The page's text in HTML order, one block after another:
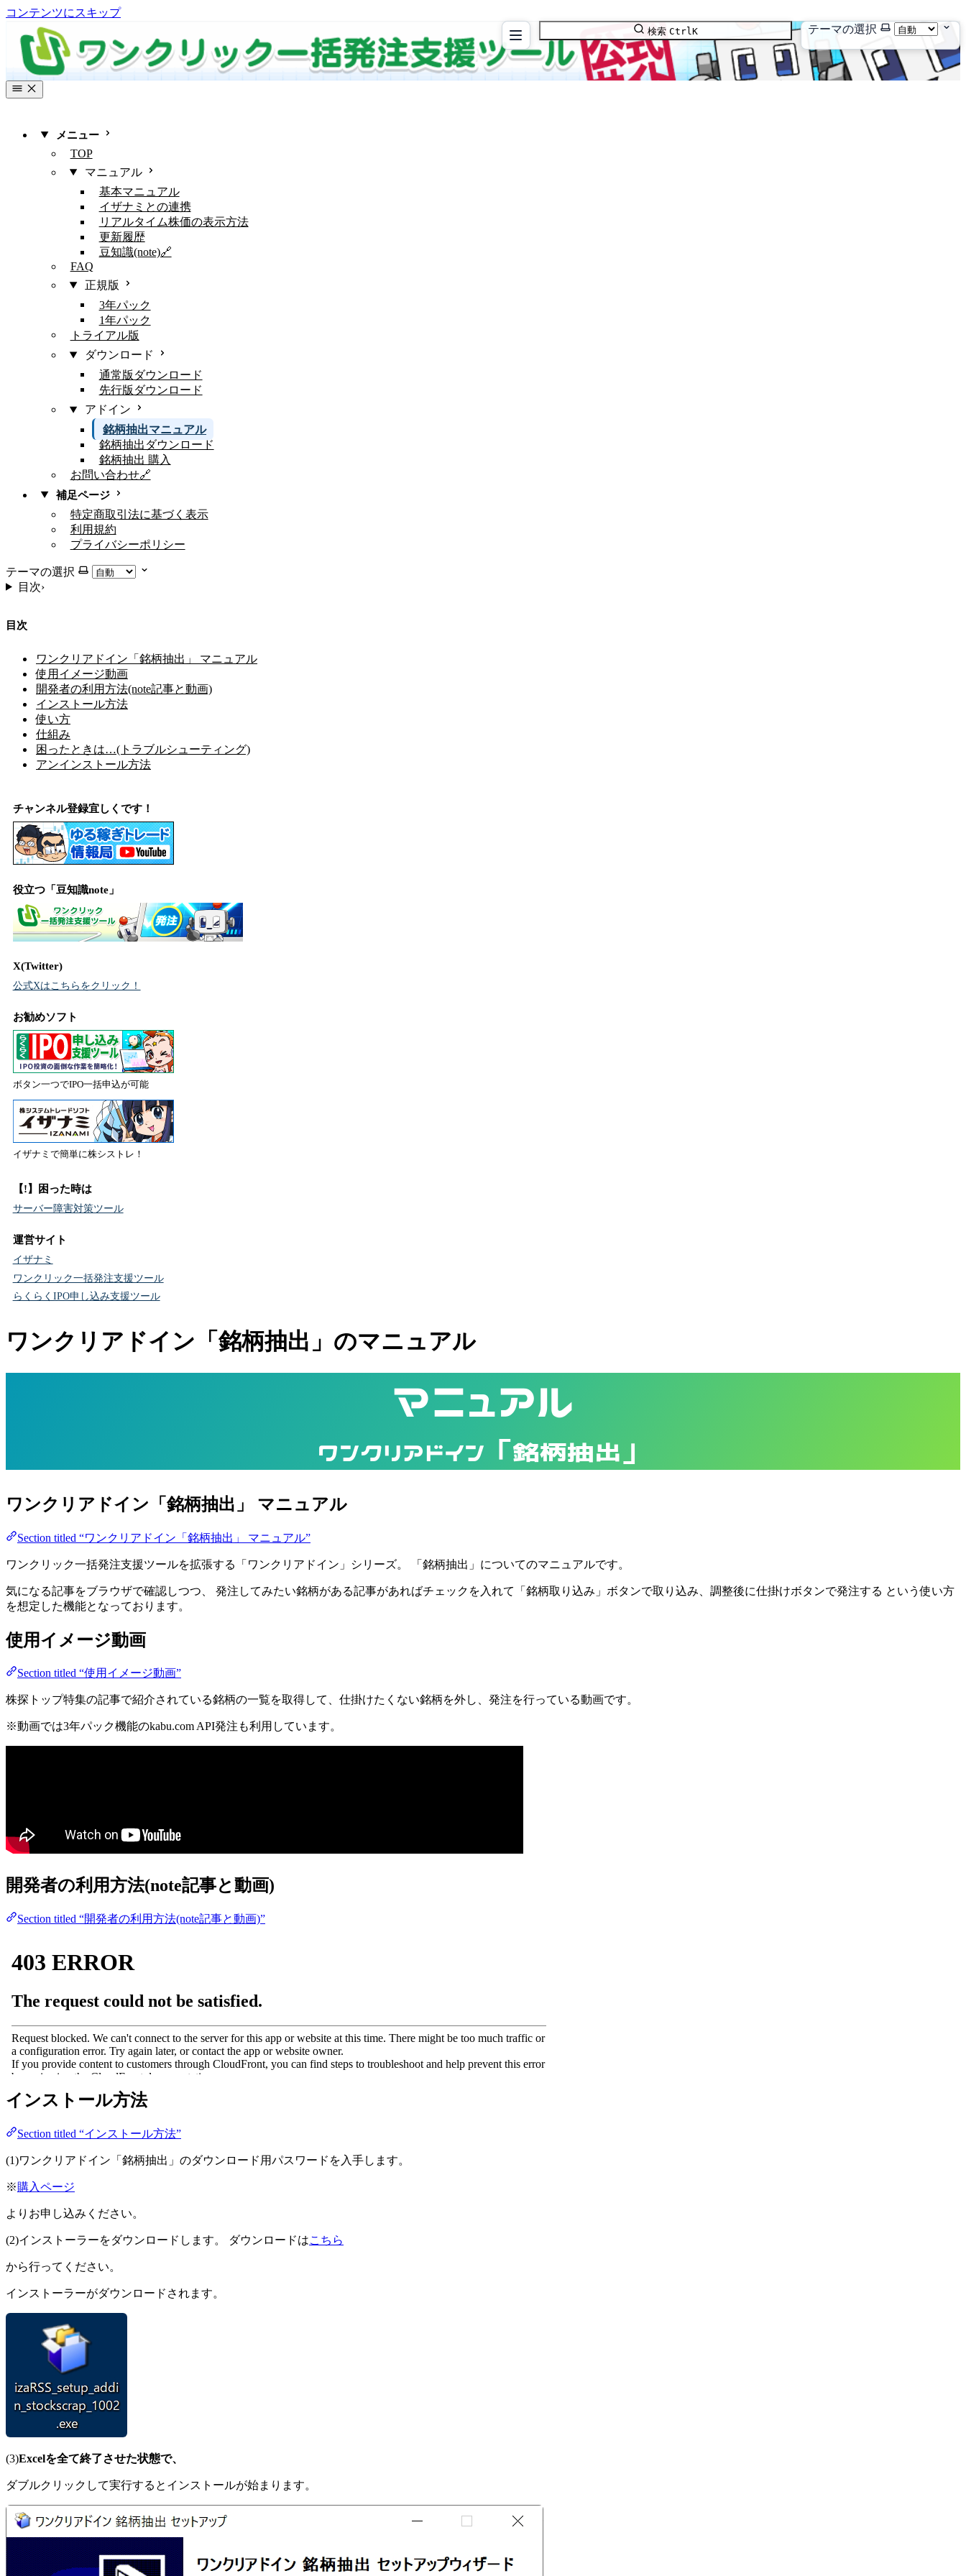
コンテンツにスキップ
検索 CtrlK テーマの選択
メニュー
TOP
マニュアル
基本マニュアル
イザナミとの連携
リアルタイム株価の表示方法
更新履歴
豆知識(note)🔗
FAQ
正規版
3年パック
1年パック
トライアル版
ダウンロード
通常版ダウンロード
先行版ダウンロード
アドイン
銘柄抽出マニュアル
銘柄抽出ダウンロード
銘柄抽出 購入
お問い合わせ🔗
補足ページ
特定商取引法に基づく表示
利用規約
プライバシーポリシー
テーマの選択
目次›
目次
ワンクリアドイン「銘柄抽出」 マニュアル
使用イメージ動画
開発者の利用方法(note記事と動画)
インストール方法
使い方
仕組み
困ったときは…(トラブルシューティング)
アンインストール方法
チャンネル登録宜しくです！
役立つ「豆知識note」
X(Twitter)
公式Xはこちらをクリック！
お勧めソフト
ボタン一つでIPO一括申込が可能
イザナミで簡単に株シストレ！
【!】困った時は
サーバー障害対策ツール
運営サイト
イザナミ
ワンクリック一括発注支援ツール
らくらくIPO申し込み支援ツール
ワンクリアドイン「銘柄抽出」のマニュアル
マニュアル
ワンクリアドイン「銘柄抽出」
ワンクリアドイン「銘柄抽出」 マニュアル
Section titled “ワンクリアドイン「銘柄抽出」 マニュアル”
ワンクリック一括発注支援ツールを拡張する「ワンクリアドイン」シリーズ。 「銘柄抽出」についてのマニュアルです。
気になる記事をブラウザで確認しつつ、 発注してみたい銘柄がある記事があればチェックを入れて「銘柄取り込み」ボタンで取り込み、調整後に仕掛けボタンで発注する という使い方
を想定した機能となっております。
使用イメージ動画
Section titled “使用イメージ動画”
株探トップ特集の記事で紹介されている銘柄の一覧を取得して、仕掛けたくない銘柄を外し、発注を行っている動画です。
※動画では3年パック機能のkabu.com API発注も利用しています。
開発者の利用方法(note記事と動画)
Section titled “開発者の利用方法(note記事と動画)”
インストール方法
Section titled “インストール方法”
(1)ワンクリアドイン「銘柄抽出」のダウンロード用パスワードを入手します。
※購入ページ
よりお申し込みください。
(2)インストーラーをダウンロードします。 ダウンロードはこちら
から行ってください。
インストーラーがダウンロードされます。
(3)Excelを全て終了させた状態で、
ダブルクリックして実行するとインストールが始まります。